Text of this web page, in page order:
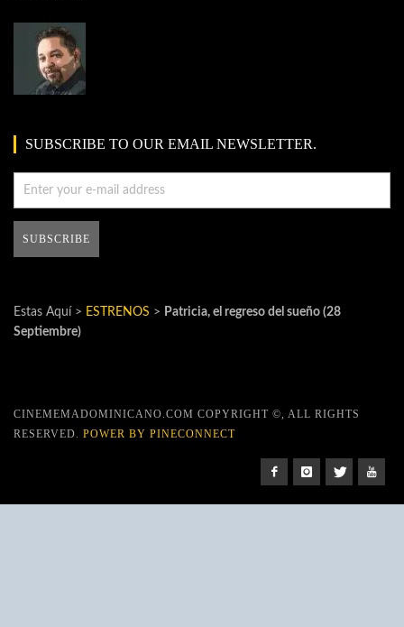
SUBSCRIBE TO OUR EMAIL NEWSLETTER.
Estas Aquí > ESTRENOS > Patricia, el regreso del sueño (28
Septiembre)
CINEMEMADOMINICANO.COM COPYRIGHT ©, ALL RIGHTS
RESERVED. POWER BY PINECONNECT